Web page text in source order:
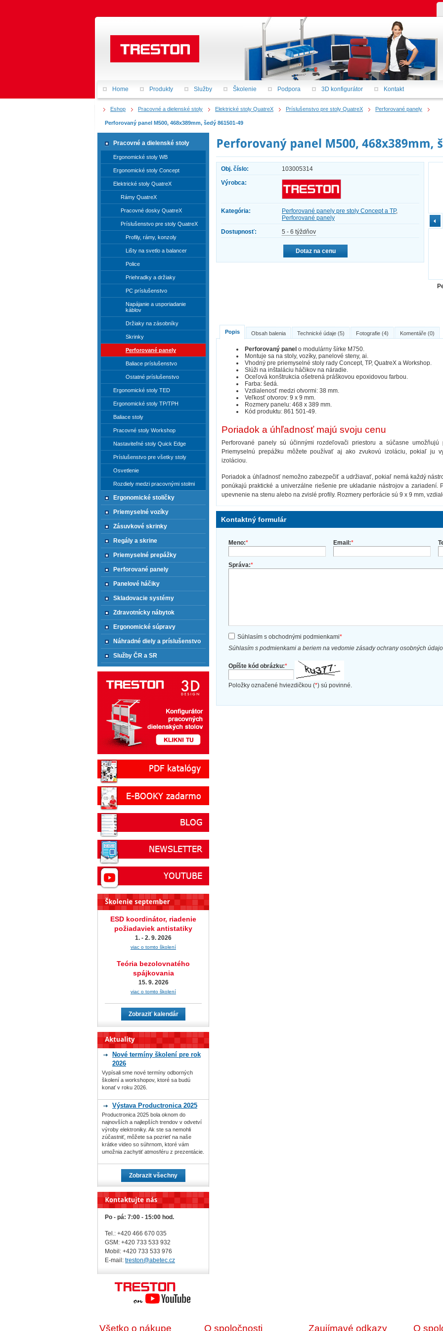
Eshop Pracovné a dielenské stoly Elektrické stoly QuatreX Príslušenstvo pre stoly QuatreX Perforované panely
Perforovaný panel M500, 468x389mm, šedý 861501-49
Obj. číslo:
103005314
Výrobca:
Kategória: Perforované panely pre stoly Concept a TP,
Perforované panely
Dostupnosť:
5 - 6 týždňov
Dotaz na cenu
Popis Obsah balenia Technické údaje (5) Fotografie (4) Komentáře (0)
Perforovaný panelo modulárny šírke M750.
Montuje sa na stoly, vozíky, panelové steny, ai.
Vhodný pre priemyselné stoly rady Concept, TP, QuatreX a Workshop.
Slúži na inštaláciu háčikov na náradie.
Oceľová konštrukcia ošetrená práškovou epoxidovou farbou.
Farba: šedá.
Vzdialenosť medzi otvormi: 38 mm.
Veľkosť otvorov: 9 x 9 mm.
Rozmery panelu: 468 x 389 mm.
Kód produktu: 861 501-49.
Poriadok a úhľadnosť majú svoju cenu
Perforované panely sú účinnými rozdeľovači priestoru a súčasne umožňujú
Priemyselnú prepážku môžete používať aj ako zvukovú izoláciu, pokiaľ ju
izoláciou.
Poriadok a úhľadnosť nemožno zabezpečiť a udržiavať, pokiaľ nemá každý
ponúkajú praktické a univerzálne riešenie pre ukladanie nástrojov a zariadení.
upevnenie na stenu alebo na zvislé profily. Rozmery perforácie sú 9 x 9 mm,
Kontaktný formulár
Meno:* Email:*
Správa:*
Súhlasím s obchodnými podmienkami*
Súhlasím s podmienkami a beriem na vedomie zásady ochrany osobných
Opíšte kód obrázku:*
Položky označené hviezdičkou (*) sú povinné.
Pracovné a dielenské stoly
Ergonomické stoly WB
Ergonomické stoly Concept
Elektrické stoly QuatreX
Rámy QuatreX
Pracovné dosky QuatreX
Príslušenstvo pre stoly QuatreX
Profily, rámy, konzoly
Lišty na svetlo a balancer
Police
Priehradky a držiaky
PC príslušenstvo
Napájanie a usporiadanie
káblov
Držiaky na zásobníky
Skrinky
Perforované panely
Baliace príslušenstvo
Ostatné príslušenstvo
Ergonomické stoly TED
Ergonomické stoly TP/TPH
Baliace stoly
Pracovné stoly Workshop
Nastaviteľné stoly Quick Edge
Príslušenstvo pre všetky stoly
Osvetlenie
Rozdiely medzi pracovnými stolmi
Ergonomické stoličky
Priemyselné vozíky
Zásuvkové skrinky
Regály a skrine
Priemyselné prepážky
Perforované panely
Panelové háčiky
Skladovacie systémy
Zdravotnícky nábytok
Ergonomické súpravy
Náhradné diely a príslušenstvo
Služby ČR a SR
ESD koordinátor, riadenie
požiadaviek antistatiky
1. - 2. 9. 2026
viac o tomto školení
Teória bezolovnatého
spájkovania
15. 9. 2026
viac o tomto školení
Zobraziť kalendár
Nové termíny školení pre rok
2026
Vypísali sme nové termíny odborných
školení a workshopov, ktoré sa budú
konať v roku 2026.
Výstava Productronica 2025
Productronica 2025 bola oknom do
najnovších a najlepších trendov v odvetví
výroby elektroniky. Ak ste sa nemohli
zúčastniť, môžete sa pozrieť na naše
krátke video so súhrnom, ktoré vám
umožnia zachytiť atmosféru z prezentácie.
Zobrazit všechny
Po - pá: 7:00 - 15:00 hod.
Tel.: +420 466 670 035
GSM: +420 733 533 932
Mobil: +420 733 533 976
E-mail: treston@abetec.cz
Všetko o nákupe O spoločnosti Zaujímavé odkazy O
Home Produkty Služby Školenie Podpora 3D konfigurátor Kontakt